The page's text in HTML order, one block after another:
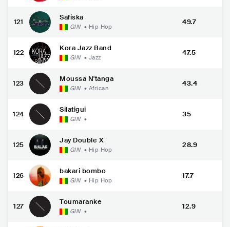
121
Safiska
GIN • Hip Hop
49.7
122
Kora Jazz Band
GIN • Jazz
47.5
123
Moussa N'tanga
GIN • African
43.4
124
Silatigui
GIN •
35
125
Jay Double X
GIN • Hip Hop
28.9
126
bakari bombo
GIN • Hip Hop
17.7
127
Toumaranke
GIN •
12.9